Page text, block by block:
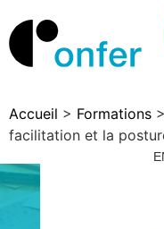
Accueil > Formations >
facilitation et la